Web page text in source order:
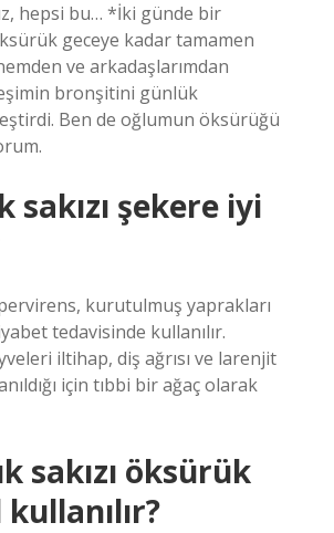
hepsi bu… *İki günde bir
geceye kadar tamamen
ve arkadaşlarımdan
bronşitini günlük
Ben de oğlumun öksürüğü
sakızı şekere iyi
kurutulmuş yaprakları
tedavisinde kullanılır.
iltihap, diş ağrısı ve larenjit
için tıbbi bir ağaç olarak
sakızı öksürük